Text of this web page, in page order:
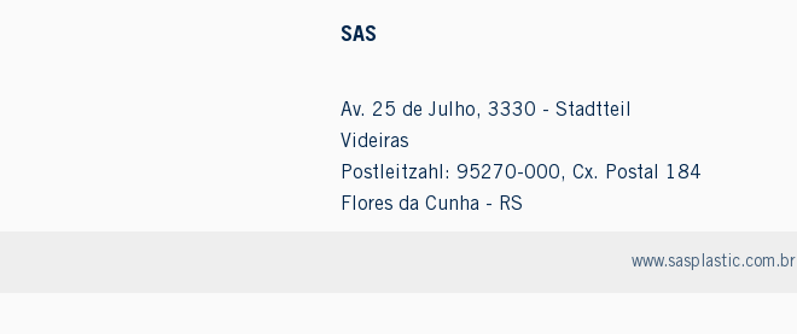
SAS
Av. 25 de Julho, 3330 - Stadtteil
Videiras
Postleitzahl: 95270-000, Cx. Postal 184
Flores da Cunha - RS
www.sasplastic.com.br